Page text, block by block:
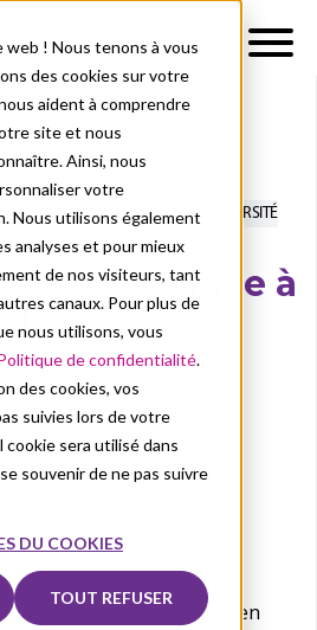
! Nous tenons à vous
des cookies sur votre
aident à comprendre
site et nous
Ainsi, nous
votre
Nous utilisons également
analyses et pour mieux
de nos visiteurs, tant
canaux. Pour plus de
nous utilisons, vous
de confidentialité.
des cookies, vos
suivies lors de votre
sera utilisé dans
souvenir de ne pas suivre
DU COOKIES
TOUT REFUSER
EN FACE À FACE
UNIVERSITÉ
face à face à
CEU Cardenal Herrera en